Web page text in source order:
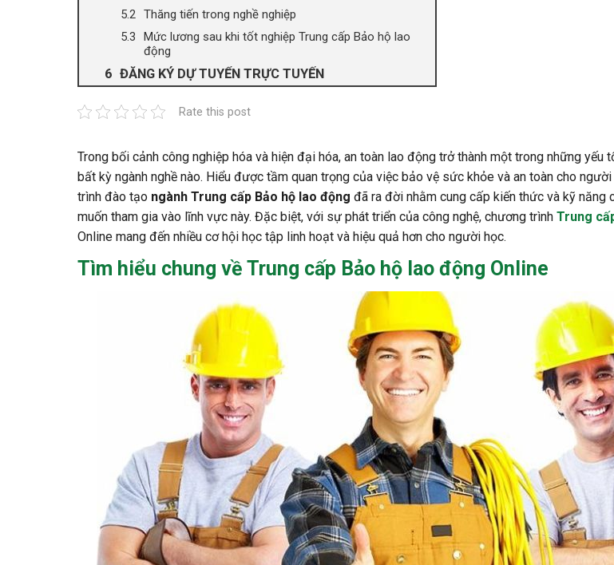
Thăng tiến trong nghề nghiệp
Mức lương sau khi tốt nghiệp Trung cấp Bảo hộ lao
động
ĐĂNG KÝ DỰ TUYỂN TRỰC TUYẾN
Rate this post
Trong bối cảnh công nghiệp hóa và hiện đại hóa, an toàn lao động trở thành một trong những yếu
bất kỳ ngành nghề nào. Hiểu được tầm quan trọng của việc bảo vệ sức khỏe và an toàn cho
trình đào tạo ngành Trung cấp Bảo hộ lao động đã ra đời nhằm cung cấp kiến thức và kỹ năng
muốn tham gia vào lĩnh vực này. Đặc biệt, với sự phát triển của công nghệ, chương trìnhTrung
Online mang đến nhiều cơ hội học tập linh hoạt và hiệu quả hơn cho người học.
Tìm hiểu chung về Trung cấp Bảo hộ lao động Online